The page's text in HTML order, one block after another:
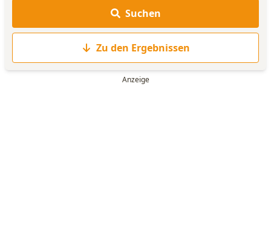
WORTLISTE
Suchen
Zu den Ergebnissen